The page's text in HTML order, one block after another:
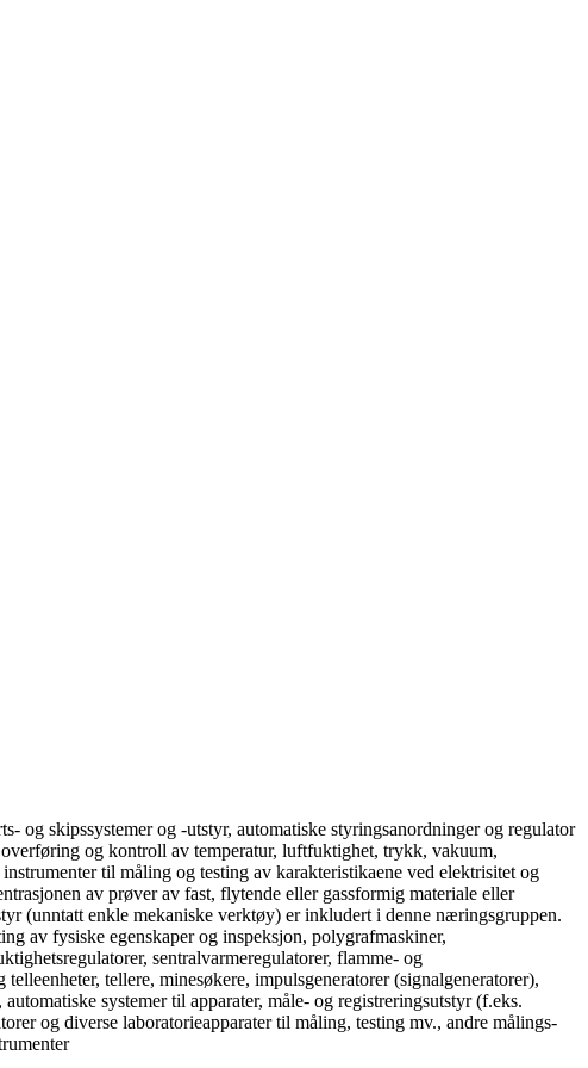
og skipssystemer og -utstyr, automatiske styringsanordninger og regulator
og kontroll av temperatur, luftfuktighet, trykk, vakuum,
til måling og testing av karakteristikaene ved elektrisitet og
av prøver av fast, flytende eller gassformig materiale eller
(unntatt enkle mekaniske verktøy) er inkludert i denne næringsgruppen.
av fysiske egenskaper og inspeksjon, polygrafmaskiner,
sentralvarmeregulatorer, flamme- og
tellere, minesøkere, impulsgeneratorer (signalgeneratorer),
systemer til apparater, måle- og registreringsutstyr (f.eks.
og diverse laboratorieapparater til måling, testing mv., andre målings-